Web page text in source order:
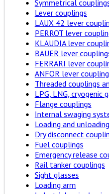
Symmetrical
Lever couplings
LAUX 42 lever
PERROT lever
KLAUDIA lever
BAUER lever
FERRARI lever
ANFOR lever
Threaded couplings
LPG, LNG, cryogenic
Flange couplings
Internal swaging
Loading and
Dry disconnect
Fuel couplings
Emergency release
Rail tanker couplings
Sight glasses
Loading arm